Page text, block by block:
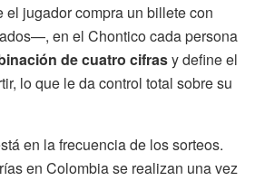
jugador compra un billete con
en el Chontico cada persona
de cuatro cifrasy define el
lo que le da control total sobre su
en la frecuencia de los sorteos.
en Colombia se realizan una vez